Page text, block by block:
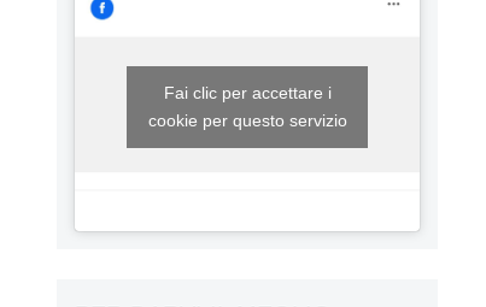
Fai clic per accettare i
cookie per questo servizio